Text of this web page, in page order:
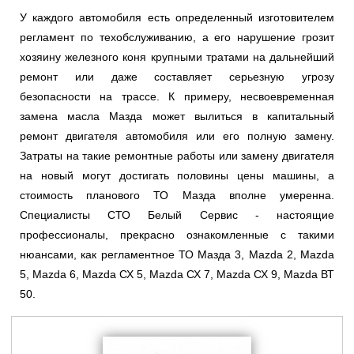
У каждого автомобиля есть определенный изготовителем
регламент по техобслуживанию, а его нарушение грозит
хозяину железного коня крупными тратами на дальнейший
ремонт или даже составляет серьезную угрозу
безопасности на трассе. К примеру, несвоевременная
замена масла Мазда может вылиться в капитальный
ремонт двигателя автомобиля или его полную замену.
Затраты на такие ремонтные работы или замену двигателя
на новый могут достигать половины цены машины, а
стоимость планового ТО Мазда вполне умеренна.
Специалисты СТО Белый Сервис - настоящие
профессионалы, прекрасно ознакомленные с такими
нюансами, как регламентное ТО Мазда 3, Mazda 2, Mazda
5, Mazda 6, Mazda СХ 5, Mazda СХ 7, Mazda СХ 9, Mazda ВТ
50.